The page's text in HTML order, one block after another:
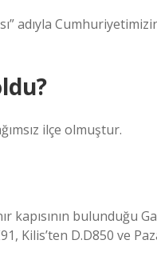
adıyla
ilçe olmuştur.
kapısının bulunduğu
Kilis’ten D.D850 ve